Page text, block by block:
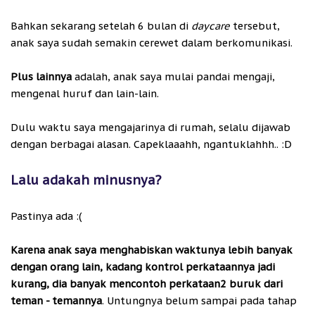
Bahkan sekarang setelah 6 bulan di daycare tersebut,
anak saya sudah semakin cerewet dalam berkomunikasi.
Plus lainnya adalah, anak saya mulai pandai mengaji,
mengenal huruf dan lain-lain.
Dulu waktu saya mengajarinya di rumah, selalu dijawab
dengan berbagai alasan. Capeklaaahh, ngantuklahhh.. :D
Lalu adakah minusnya?
Pastinya ada :(
Karena anak saya menghabiskan waktunya lebih banyak
dengan orang lain, kadang kontrol perkataannya jadi
kurang, dia banyak mencontoh perkataan2 buruk dari
teman - temannya. Untungnya belum sampai pada tahap